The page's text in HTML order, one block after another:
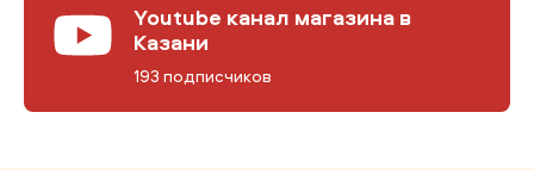
Youtube канал магазина в
Казани
193 подписчиков